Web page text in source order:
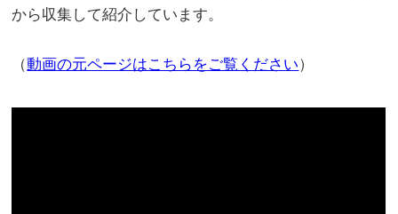
から収集して紹介しています。
（動画の元ページはこちらをご覧ください）